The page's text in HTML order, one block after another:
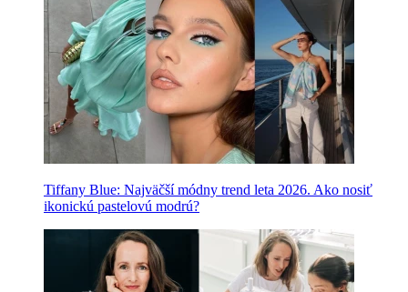
Tiffany Blue: Najväčší módny trend leta 2026. Ako nosiť
ikonickú pastelovú modrú?